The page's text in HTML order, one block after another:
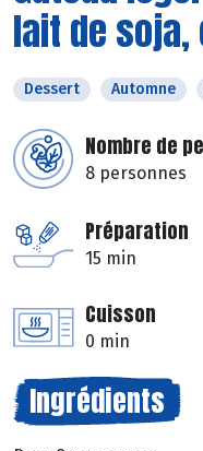
lait de
Dessert Automne
Nombre de
8 personnes
Préparation
15 min
Cuisson
0 min
Ingrédients